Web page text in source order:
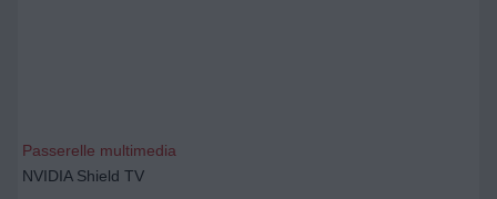
Passerelle multimedia
NVIDIA Shield TV